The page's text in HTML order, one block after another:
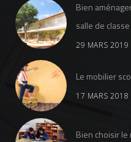
Bien
salle de
29 MARS 2019
Le mobilier
17 MARS 2018
Bien choisir